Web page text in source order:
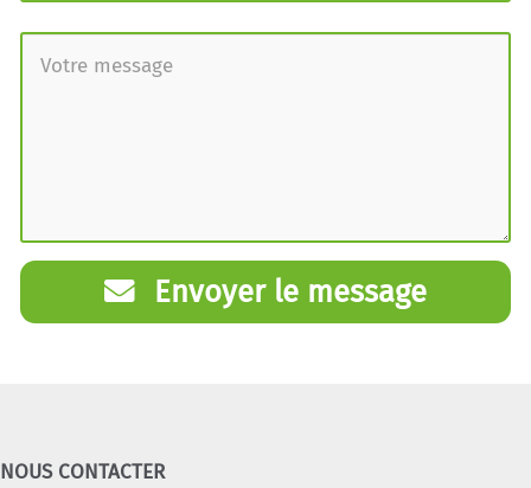
Envoyer le message
NOUS CONTACTER